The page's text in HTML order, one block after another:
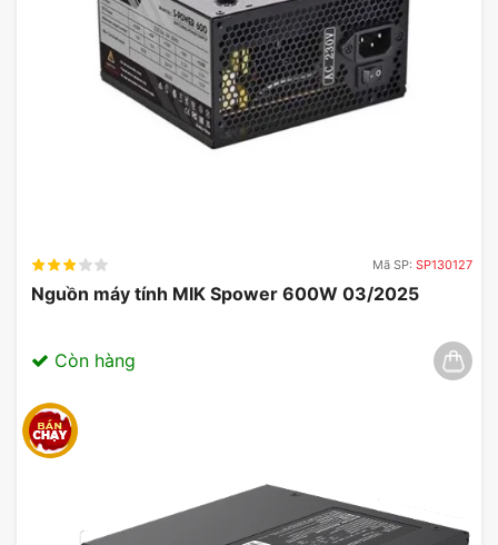
Mã SP: SP130127
Nguồn máy tính MIK Spower 600W 03/2025
Còn hàng